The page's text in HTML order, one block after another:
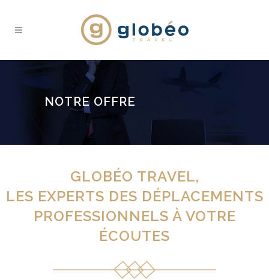
NOTRE OFFRE
GLOBÉO TRAVEL,
LES EXPERTS DES DÉPLACEMENTS
PROFESSIONNELS À VOTRE
ÉCOUTES